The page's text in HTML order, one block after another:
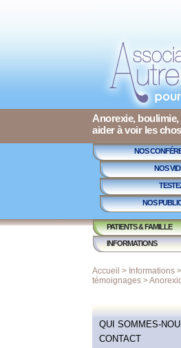
Anorexie,
aider à voir les
NOS
NOS
NOS
PATIENTS & FAMILLE
INFORMATIONS
Accueil > Informations >
témoignages >
QUI SOMMES-
CONTACT